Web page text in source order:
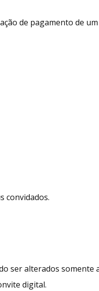
de pagamento de
convidados.
ser alterados somente
digital.